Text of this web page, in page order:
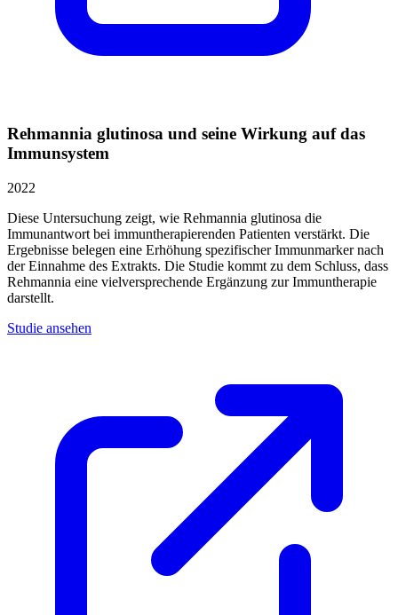
Rehmannia glutinosa und seine Wirkung auf das
Immunsystem
2022
Diese Untersuchung zeigt, wie Rehmannia glutinosa die
Immunantwort bei immuntherapierenden Patienten verstärkt. Die
Ergebnisse belegen eine Erhöhung spezifischer Immunmarker nach
der Einnahme des Extrakts. Die Studie kommt zu dem Schluss, dass
Rehmannia eine vielversprechende Ergänzung zur Immuntherapie
darstellt.
Studie ansehen